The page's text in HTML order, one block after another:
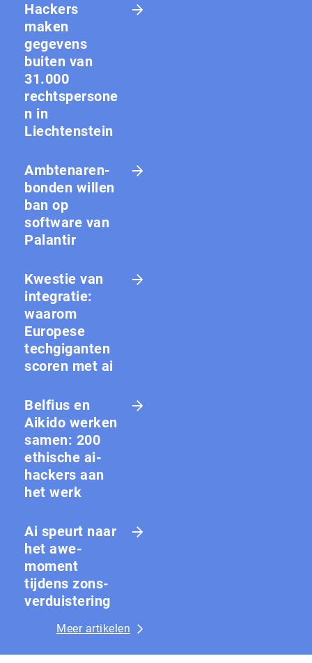
Hackers
maken
gegevens
buiten van
31.000
rechtspersone
n in
Liechtenstein
Amb­te­na­ren­
bon­den willen
ban op
software van
Palantir
Kwestie van
integratie:
waarom
Europese
techgiganten
scoren met ai
Belfius en
Aikido werken
samen: 200
ethische ai-
hackers aan
het werk
Ai speurt naar
het awe-
moment
tijdens zons­
ver­duis­te­ring
Meer artikelen